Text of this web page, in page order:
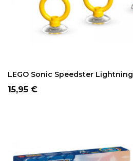
LEGO Sonic Speedster Lightning
Precio
15,95 €